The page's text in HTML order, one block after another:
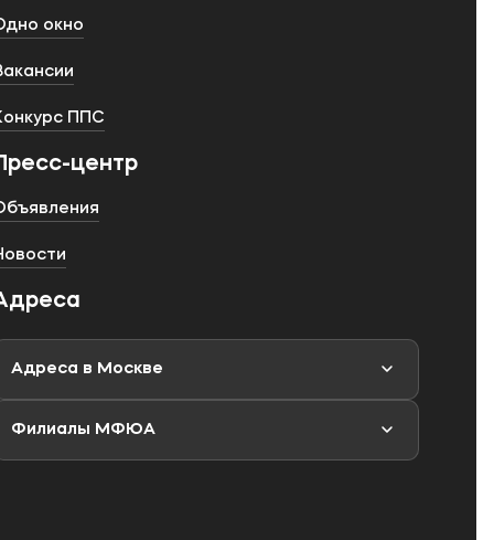
окно
ППС
центр
Адреса в Москве
Филиалы МФЮА